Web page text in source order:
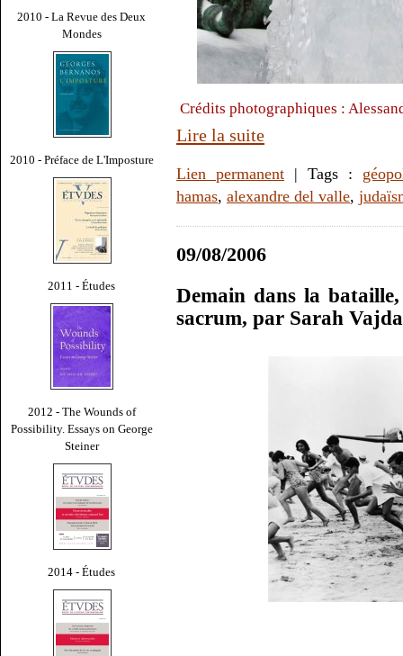
2010 - La Revue des Deux
Mondes
2010 - Préface de L'Imposture
2011 - Études
2012 - The Wounds of
Possibility. Essays on George
Steiner
2014 - Études
Crédits photographiques :
Lire la suite
Lien permanent | Tags :
hamas, alexandre del valle,
09/08/2006
Demain dans la
sacrum, par Sarah Vajda